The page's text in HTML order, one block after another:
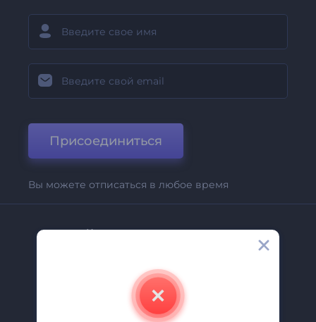
Присоединиться
Вы можете отписаться в любое время
Компания
Свяжитесь С Нами